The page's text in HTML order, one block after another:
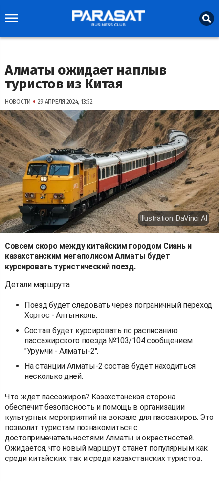
Алматы ожидает наплыв
туристов из Китая
НОВОСТИ • 29 АПРЕЛЯ 2024, 13:52
Illustration: DaVinci AI
Совсем скоро между китайским городом Сиань и
казахстанским мегаполисом Алматы будет
курсировать туристический поезд.
Детали маршрута:
Поезд будет следовать через пограничный переход
Хоргос - Алтынколь.
Состав будет курсировать по расписанию
пассажирского поезда №103/104 сообщением
"Урумчи - Алматы-2".
На станции Алматы-2 состав будет находиться
несколько дней.
Что ждет пассажиров? Казахстанская сторона
обеспечит безопасность и помощь в организации
культурных мероприятий на вокзале для пассажиров. Это
позволит туристам познакомиться с
достопримечательностями Алматы и окрестностей.
Ожидается, что новый маршрут станет популярным как
среди китайских, так и среди казахстанских туристов.